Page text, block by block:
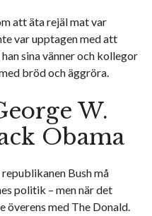
att äta rejäl mat var
var upptagen med att
sina vänner och kollegor
bröd och äggröra.
W.
Obama
Bush må
politik – men när det
överens med The Donald.